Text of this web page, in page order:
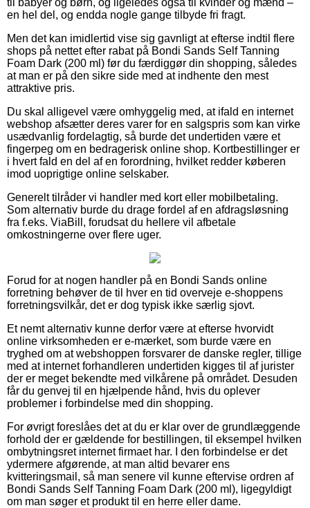
en hel del, og endda nogle gange tilbyde fri fragt.
Men det kan imidlertid vise sig gavnligt at efterse indtil flere
shops på nettet efter rabat på Bondi Sands Self Tanning
Foam Dark (200 ml) før du færdiggør din shopping, således
at man er på den sikre side med at indhente den mest
attraktive pris.
Du skal alligevel være omhyggelig med, at ifald en internet
webshop afsætter deres varer for en salgspris som kan virke
usædvanlig fordelagtig, så burde det undertiden være et
fingerpeg om en bedragerisk online shop. Kortbestillinger er
i hvert fald en del af en forordning, hvilket redder køberen
imod uoprigtige online selskaber.
Generelt tilråder vi handler med kort eller mobilbetaling.
Som alternativ burde du drage fordel af en afdragsløsning
fra f.eks. ViaBill, forudsat du hellere vil afbetale
omkostningerne over flere uger.
Forud for at nogen handler på en Bondi Sands online
forretning behøver de til hver en tid overveje e-shoppens
forretningsvilkår, det er dog typisk ikke særlig sjovt.
Et nemt alternativ kunne derfor være at efterse hvorvidt
online virksomheden er e-mærket, som burde være en
tryghed om at webshoppen forsvarer de danske regler, tillige
med at internet forhandleren undertiden kigges til af jurister
der er meget bekendte med vilkårene på området. Desuden
får du genvej til en hjælpende hånd, hvis du oplever
problemer i forbindelse med din shopping.
For øvrigt foreslåes det at du er klar over de grundlæggende
forhold der er gældende for bestillingen, til eksempel hvilken
ombytningsret internet firmaet har. I den forbindelse er det
ydermere afgørende, at man altid bevarer ens
kvitteringsmail, så man senere vil kunne eftervise ordren af
Bondi Sands Self Tanning Foam Dark (200 ml), ligegyldigt
om man søger et produkt til en herre eller dame.